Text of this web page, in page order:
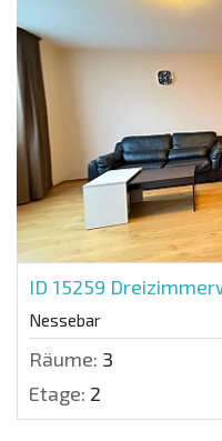
ID 15259
Nessebar
Räume: 3
Etage: 2